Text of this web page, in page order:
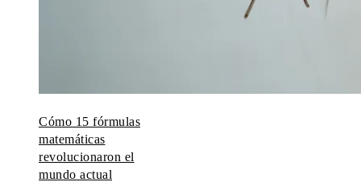
Cómo 15 fórmulas
matemáticas
revolucionaron el
mundo actual